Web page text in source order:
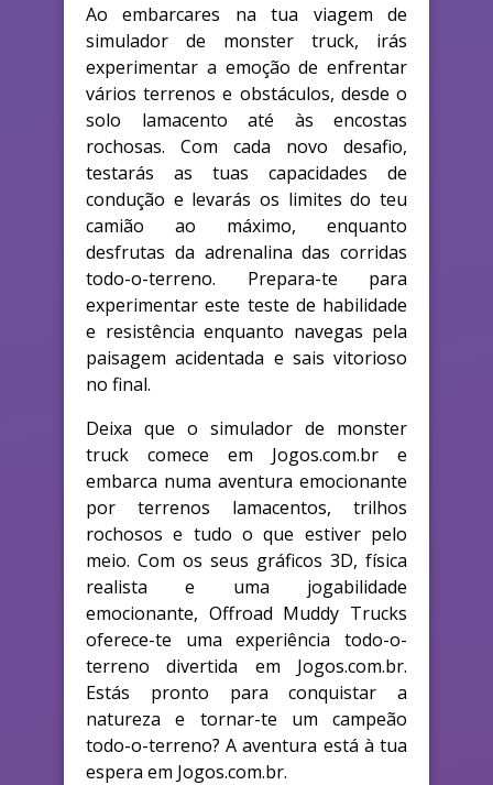
Ao embarcares na tua viagem de
simulador de monster truck, irás
experimentar a emoção de enfrentar
vários terrenos e obstáculos, desde o
solo lamacento até às encostas
rochosas. Com cada novo desafio,
testarás as tuas capacidades de
condução e levarás os limites do teu
camião ao máximo, enquanto
desfrutas da adrenalina das corridas
todo-o-terreno. Prepara-te para
experimentar este teste de habilidade
e resistência enquanto navegas pela
paisagem acidentada e sais vitorioso
no final.
Deixa que o simulador de monster
truck comece em Jogos.com.br e
embarca numa aventura emocionante
por terrenos lamacentos, trilhos
rochosos e tudo o que estiver pelo
meio. Com os seus gráficos 3D, física
realista e uma jogabilidade
emocionante, Offroad Muddy Trucks
oferece-te uma experiência todo-o-
terreno divertida em Jogos.com.br.
Estás pronto para conquistar a
natureza e tornar-te um campeão
todo-o-terreno? A aventura está à tua
espera em Jogos.com.br.